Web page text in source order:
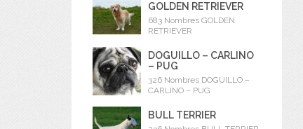
GOLDEN RETRIEVER
683 Nombres GOLDEN
RETRIEVER
DOGUILLO – CARLINO
– PUG
326 Nombres DOGUILLO –
CARLINO – PUG
BULL TERRIER